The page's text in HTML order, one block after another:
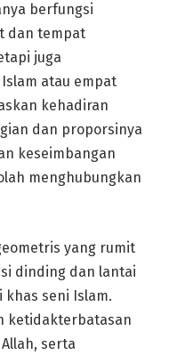
berfungsi
dan tempat
juga
atau empat
kehadiran
dan proporsinya
keseimbangan
menghubungkan
yang rumit
dinding dan lantai
khas seni Islam.
ketidakterbatasan
serta